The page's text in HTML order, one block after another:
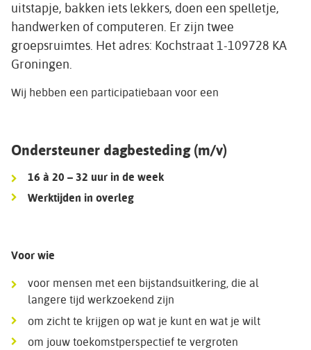
uitstapje, bakken iets lekkers, doen een spelletje,
handwerken of computeren. Er zijn twee
groepsruimtes. Het adres: Kochstraat 1-109728 KA
Groningen.
Wij hebben een participatiebaan voor een
Ondersteuner dagbesteding (m/v)
16 à 20 – 32 uur in de week
Werktijden in overleg
Voor wie
voor mensen met een bijstandsuitkering, die al
langere tijd werkzoekend zijn
om zicht te krijgen op wat je kunt en wat je wilt
om jouw toekomstperspectief te vergroten